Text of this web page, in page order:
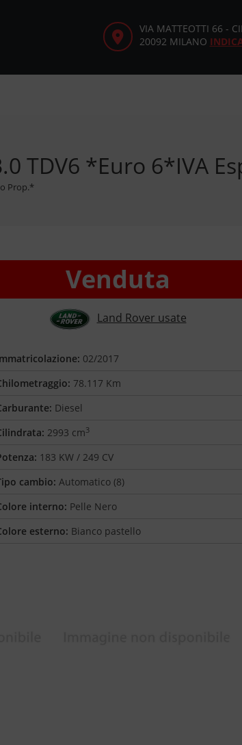
VIA MATTEOTTI 66 -
20092 MILANO
TDV6 *Euro 6*IVA
Prop.*
Venduta
Land Rover usate
02/2017
78.117 Km
Diesel
2993 cm3
183 KW / 249 CV
cambio: Automatico (8)
interno: Pelle Nero
esterno: Bianco pastello